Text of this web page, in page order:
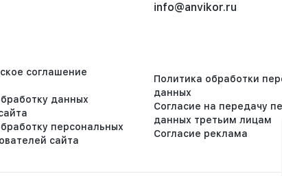
info@anvikor.ru
соглашение
данных
персональных
сайта
Политика обработки
данных
Согласие на передачу
данных третьим лицам
Согласие реклама